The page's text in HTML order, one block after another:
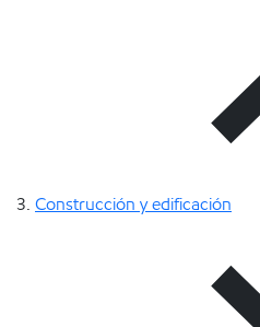
Construcción y edificación